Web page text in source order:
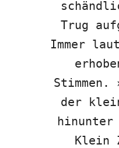
Trug
Immer
der
hinunter
Klein